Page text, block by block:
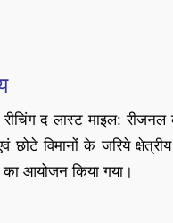
रीचिंग द लास्‍ट माइल:
छोटे विमानों के जरिये
आयोजन किया गया।